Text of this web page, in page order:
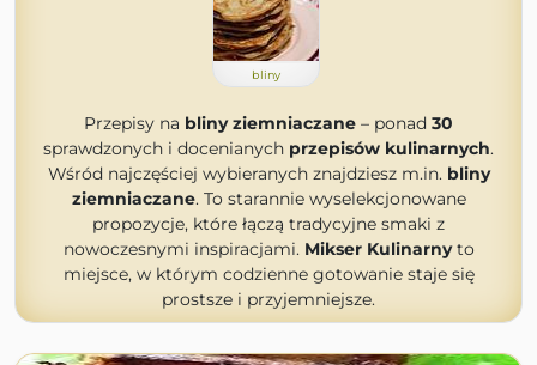
bliny
Przepisy na bliny ziemniaczane – ponad 30
sprawdzonych i docenianych przepisów kulinarnych.
Wśród najczęściej wybieranych znajdziesz m.in. bliny
ziemniaczane. To starannie wyselekcjonowane
propozycje, które łączą tradycyjne smaki z
nowoczesnymi inspiracjami. Mikser Kulinarnyto
miejsce, w którym codzienne gotowanie staje się
prostsze i przyjemniejsze.